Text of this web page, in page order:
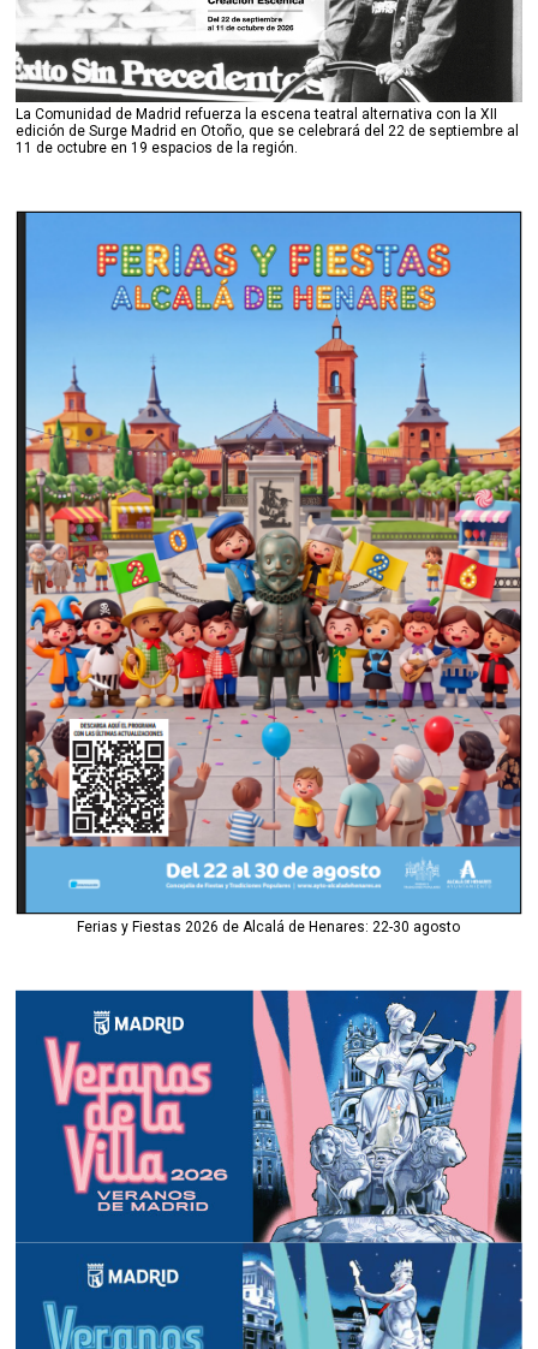
La Comunidad de Madrid refuerza la escena teatral alternativa con la XII
edición de Surge Madrid en Otoño, que se celebrará del 22 de septiembre al
11 de octubre en 19 espacios de la región.
Ferias y Fiestas 2026 de Alcalá de Henares: 22-30 agosto